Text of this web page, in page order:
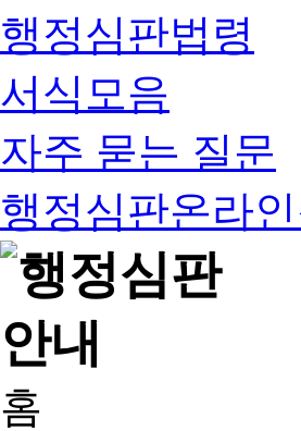
행정심판법령
서식모음
자주 묻는 질문
행정심판온라
홈